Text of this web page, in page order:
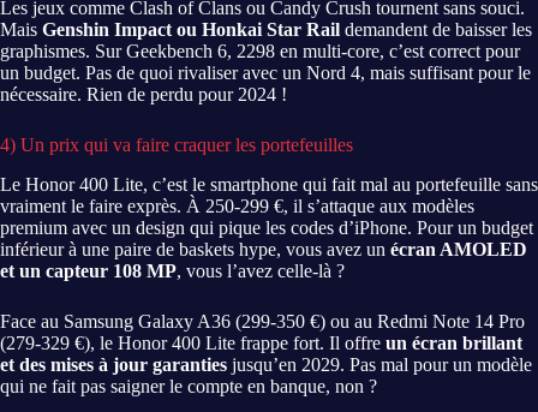
Les jeux comme Clash of Clans ou Candy Crush tournent sans souci.
Mais Genshin Impact ou Honkai Star Rail demandent de baisser les
graphismes. Sur Geekbench 6, 2298 en multi-core, c’est correct pour
un budget. Pas de quoi rivaliser avec un Nord 4, mais suffisant pour le
nécessaire. Rien de perdu pour 2024 !
4) Un prix qui va faire craquer les portefeuilles
Le Honor 400 Lite, c’est le smartphone qui fait mal au portefeuille sans
vraiment le faire exprès. À 250-299 €, il s’attaque aux modèles
premium avec un design qui pique les codes d’iPhone. Pour un budget
inférieur à une paire de baskets hype, vous avez un écran AMOLED
et un capteur 108 MP, vous l’avez celle-là ?
Face au Samsung Galaxy A36 (299-350 €) ou au Redmi Note 14 Pro
(279-329 €), le Honor 400 Lite frappe fort. Il offre un écran brillant
et des mises à jour garanties jusqu’en 2029. Pas mal pour un modèle
qui ne fait pas saigner le compte en banque, non ?